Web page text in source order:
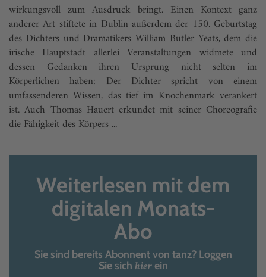
wirkungsvoll zum Ausdruck bringt. Einen Kontext ganz
anderer Art stiftete in Dublin außerdem der 150. Geburtstag
des Dichters und Dramatikers William Butler Yeats, dem die
irische Hauptstadt allerlei Veranstaltungen widmete und
dessen Gedanken ihren Ursprung nicht selten im
Körperlichen haben: Der Dichter spricht von einem
umfassenderen Wissen, das tief im Knochenmark verankert
ist. Auch Thomas Hauert erkundet mit seiner Choreografie
die Fähigkeit des Körpers ...
Weiterlesen mit dem
digitalen Monats-
Abo
Sie sind bereits Abonnent von tanz? Loggen
Sie sich hierein